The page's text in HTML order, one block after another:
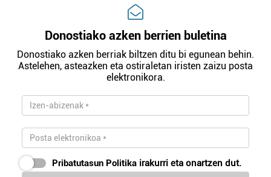
Donostiako azken berrien buletina
Donostiako azken berriak biltzen ditu bi egunean behin.
Astelehen, asteazken eta ostiraletan iristen zaizu posta
elektronikora.
Pribatutasun Politika irakurri eta onartzen dut.